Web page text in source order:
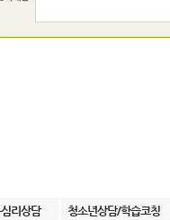
리상담 청소년상담/학습코칭